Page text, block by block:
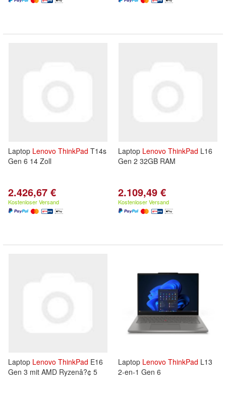
Laptop Lenovo ThinkPad T14s
Gen 6 14 Zoll
2.426,67 €
Kostenloser Versand
Laptop Lenovo ThinkPad L16
Gen 2 32GB RAM
2.109,49 €
Kostenloser Versand
Laptop Lenovo ThinkPad E16
Gen 3 mit AMD Ryzenâ?¢ 5
Laptop Lenovo ThinkPad L13
2-en-1 Gen 6